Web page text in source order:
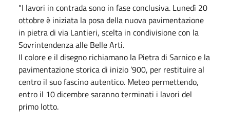
"I lavori in contrada sono in fase conclusiva. Lunedì 20
ottobre è iniziata la posa della nuova pavimentazione
in pietra di via Lantieri, scelta in condivisione con la
Sovrintendenza alle Belle Arti.
Il colore e il disegno richiamano la Pietra di Sarnico e la
pavimentazione storica di inizio ’900, per restituire al
centro il suo fascino autentico. Meteo permettendo,
entro il 10 dicembre saranno terminati i lavori del
primo lotto.